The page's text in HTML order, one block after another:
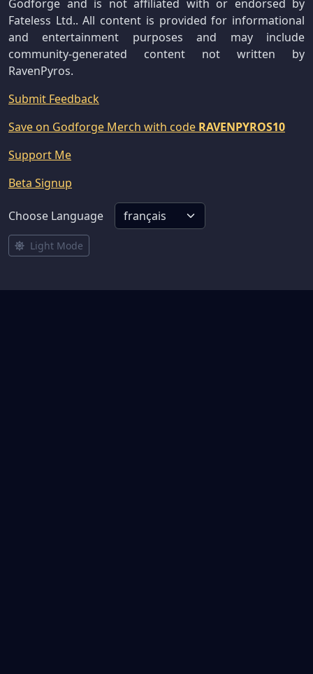
Godforge and is not affiliated with or endorsed by
Fateless Ltd.. All content is provided for informational
and entertainment purposes and may include
community-generated content not written by
RavenPyros.
Submit Feedback
Save on Godforge Merch with code RAVENPYROS10
Support Me
Beta Signup
Choose Language
Light Mode